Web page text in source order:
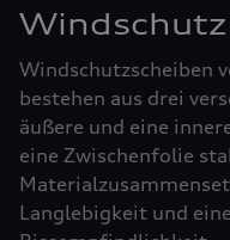
Windschutzscheiben
bestehen aus drei
äußere und eine
eine Zwischenfolie
Langlebigkeit und